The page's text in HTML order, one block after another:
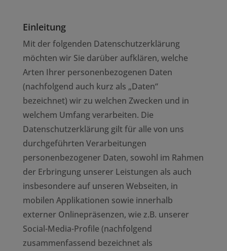
Einleitung
Mit der folgenden Datenschutzerklärung
möchten wir Sie darüber aufklären, welche
Arten Ihrer personenbezogenen Daten
(nachfolgend auch kurz als „Daten“
bezeichnet) wir zu welchen Zwecken und in
welchem Umfang verarbeiten. Die
Datenschutzerklärung gilt für alle von uns
durchgeführten Verarbeitungen
personenbezogener Daten, sowohl im Rahmen
der Erbringung unserer Leistungen als auch
insbesondere auf unseren Webseiten, in
mobilen Applikationen sowie innerhalb
externer Onlinepräsenzen, wie z.B. unserer
Social-Media-Profile (nachfolgend
zusammenfassend bezeichnet als